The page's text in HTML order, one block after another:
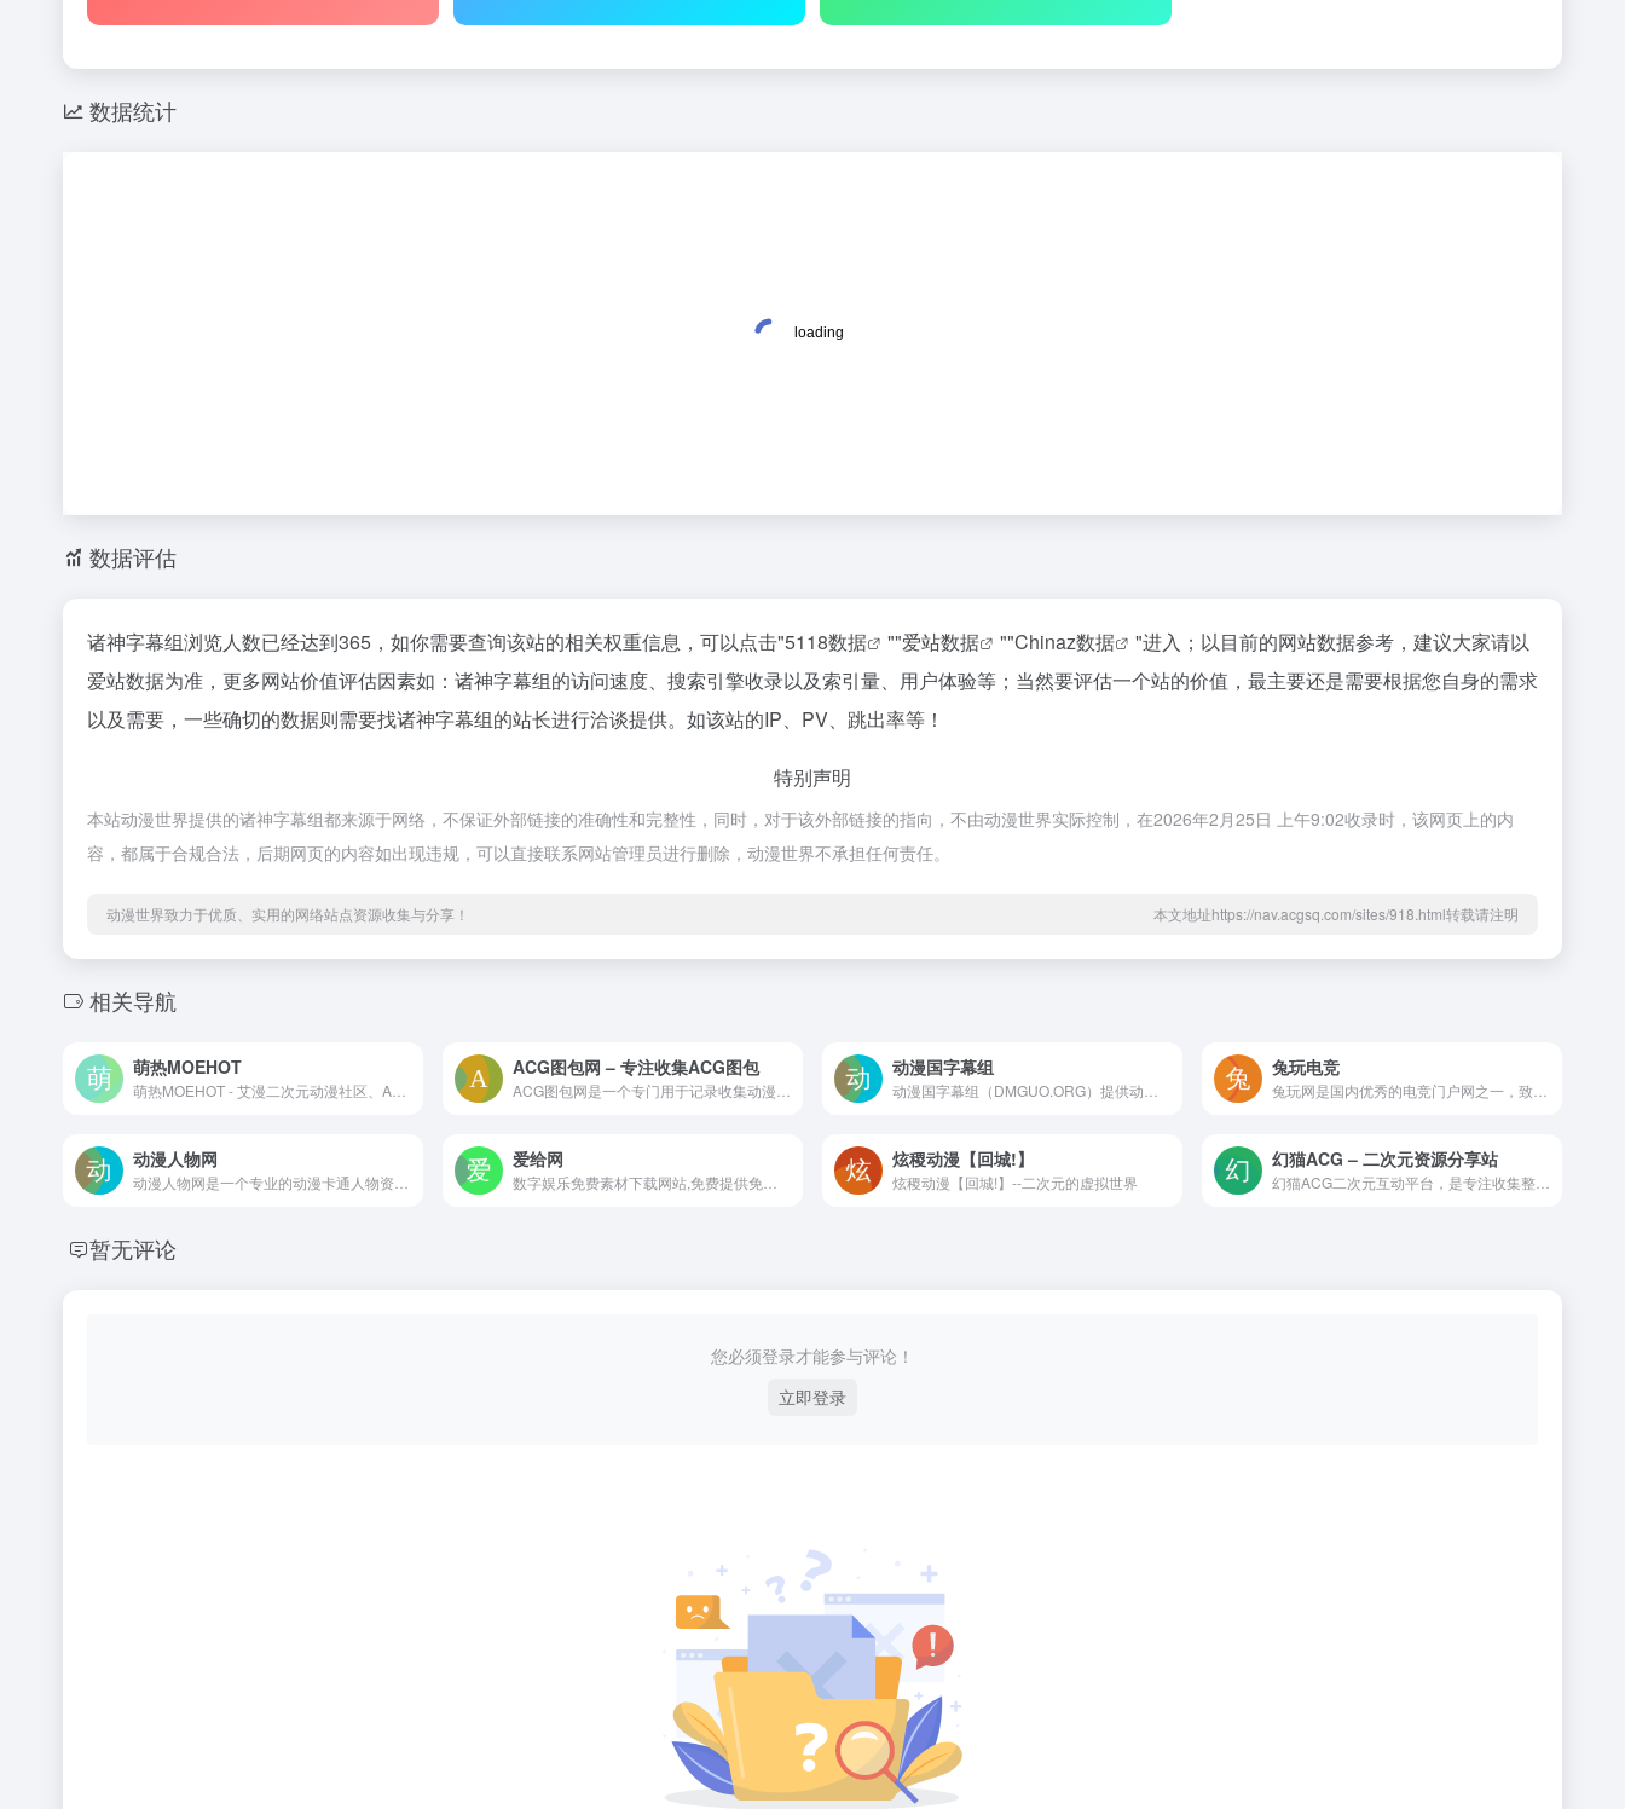
数据统计
数据评估
诸神字幕组浏览人数已经达到365，如你需要查询该站的相关权重信息，可以点击"5118数据 ""爱站数据 ""Chinaz数据
"进入；以目前的网站数据参考，建议大家请以
爱站数据为准，更多网站价值评估因素如：诸神字幕组的访问速度、搜索引擎收录以及索引量、用户体验等；当然要评估一个站的价值，最主要还是需要根据您自身的需求
以及需要，一些确切的数据则需要找诸神字幕组的站长进行洽谈提供。如该站的IP、PV、跳出率等！
特别声明
本站动漫世界提供的诸神字幕组都来源于网络，不保证外部链接的准确性和完整性，同时，对于该外部链接的指向，不由动漫世界实际控制，在2026年2月25日 上午9:02收录时，该网页上的内
容，都属于合规合法，后期网页的内容如出现违规，可以直接联系网站管理员进行删除，动漫世界不承担任何责任。
动漫世界致力于优质、实用的网络站点资源收集与分享！ 本文地址https://nav.acgsq.com/sites/918.html转载请注明
相关导航
萌热MOEHOT ACG图包网 – 专注收集ACG图包 动漫国字幕组 兔玩电竞
动漫人物网 爱给网 炫稷动漫【回城!】
炫稷动漫【回城!】--二次元的虚拟世界
幻猫ACG – 二次元资源分享站
暂无评论
您必须登录才能参与评论！
立即登录